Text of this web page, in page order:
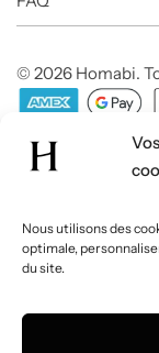
Nous utilisons des
optimale,
du site.
© 2026 Homabi.